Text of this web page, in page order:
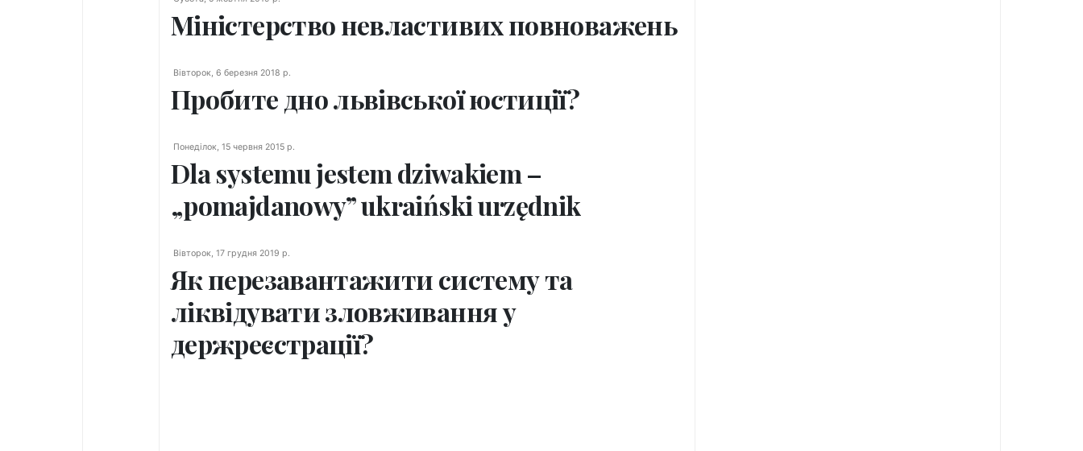
Міністерство невластивих повноважень
Вівторок, 6 березня 2018 р.
Пробите дно львівської юстиції?
Понеділок, 15 червня 2015 р.
Dla systemu jestem dziwakiem –
„pomajdanowy” ukraiński urzędnik
Вівторок, 17 грудня 2019 р.
Як перезавантажити систему та
ліквідувати зловживання у
держреєстрації?